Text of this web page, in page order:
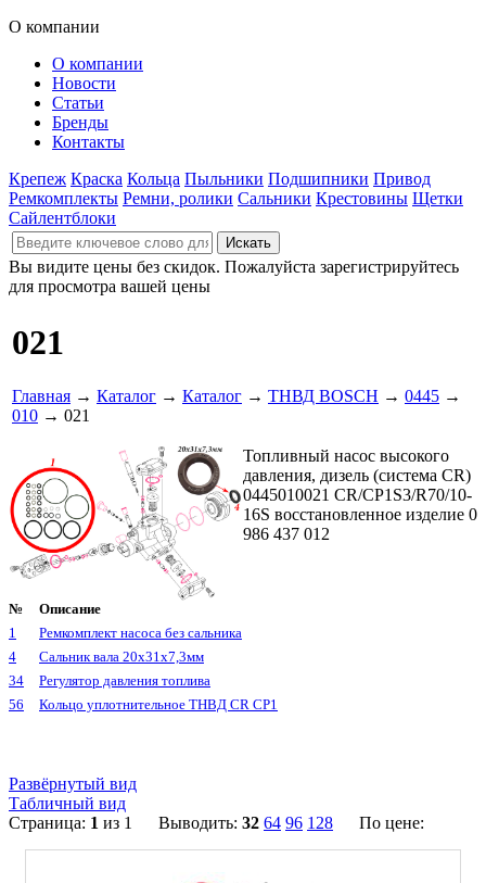
О компании
О компании
Новости
Статьи
Бренды
Контакты
Крепеж Краска Кольца Пыльники Подшипники Привод
Ремкомплекты Ремни, ролики Сальники Крестовины Щетки
Сайлентблоки
Вы видите цены без скидок. Пожалуйста зарегистрируйтесь
для просмотра вашей цены
021
Главная → Каталог → Каталог → ТНВД BOSCH → 0445 →
010 → 021
Топливный насос высокого
давления, дизель (система CR)
0445010021 CR/CP1S3/R70/10-
16S восстановленное изделие 0
986 437 012
№
Описание
1
Ремкомплект насоса без сальника
4
Сальник вала 20х31х7,3мм
34
Регулятор давления топлива
56
Кольцо уплотнительное ТНВД CR CP1
Развёрнутый вид
Табличный вид
Страница: 1 из 1 Выводить: 32 64 96 128 По цене: